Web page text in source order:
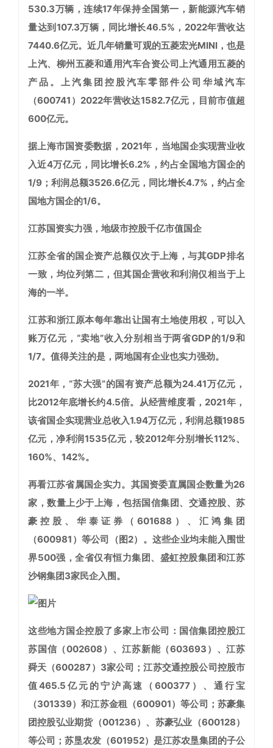
530.3万辆，连续17年保持全国第一，新能源汽车销
量达到107.3万辆，同比增长46.5%，2022年营收达
7440.6亿元。近几年销量可观的五菱宏光MINI，也是
上汽、柳州五菱和通用汽车合资公司上汽通用五菱的
产品。上汽集团控股汽车零部件公司华域汽车
（600741）2022年营收达1582.7亿元，目前市值超
600亿元。
据上海市国资委数据，2021年，当地国企实现营业收
入近4万亿元，同比增长6.2%，约占全国地方国企的
1/9；利润总额3526.6亿元，同比增长4.7%，约占全
国地方国企的1/6。
江苏国资实力强，地级市控股千亿市值国企
江苏全省的国企资产总额仅次于上海，与其GDP排名
一致，均位列第二，但其国企营收和利润仅相当于上
海的一半。
江苏和浙江原本每年靠出让国有土地使用权，可以入
账万亿元，“卖地”收入分别相当于两省GDP的1/9和
1/7。值得关注的是，两地国有企业也实力强劲。
2021年，“苏大强”的国有资产总额为24.41万亿元，
比2012年底增长约4.5倍。从经营维度看，2021年，
该省国企实现营业总收入1.94万亿元，利润总额1985
亿元，净利润1535亿元，较2012年分别增长112%、
160%、142%。
再看江苏省属国企实力。其国资委直属国企数量为26
家，数量上少于上海，包括国信集团、交通控股、苏
豪控股、华泰证券（601688）、汇鸿集团
（600981）等公司（图2）。这些企业均未能入围世
界500强，全省仅有恒力集团、盛虹控股集团和江苏
沙钢集团3家民企入围。
这些地方国企控股了多家上市公司：国信集团控股江
苏国信（002608）、江苏新能（603693）、江苏
舜天（600287）3家公司；江苏交通控股公司控股市
值465.5亿元的宁沪高速（600377）、通行宝
（301339）和江苏金租（600901）等公司；苏豪集
团控股弘业期货（001236）、苏豪弘业（600128）
等公司；苏垦农发（601952）是江苏农垦集团的子公